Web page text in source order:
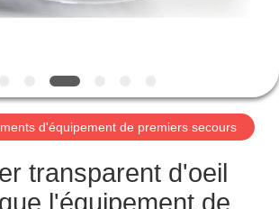
d'équipement de premiers secours
transparent d'oeil
l'équipement de